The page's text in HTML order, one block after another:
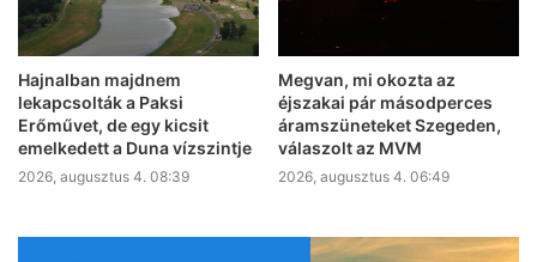
Hajnalban majdnem
lekapcsolták a Paksi
Erőművet, de egy kicsit
emelkedett a Duna vízszintje
2026, augusztus 4. 08:39
Megvan, mi okozta az
éjszakai pár másodperces
áramszüneteket Szegeden,
válaszolt az MVM
2026, augusztus 4. 06:49